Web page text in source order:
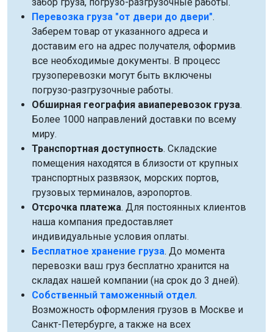
Перевозка груза "от двери до двери".
Заберем товар от указанного адреса и
доставим его на адрес получателя, оформив
все необходимые документы. В процесс
грузоперевозки могут быть включены
погрузо-разгрузочные работы.
Обширная география авиаперевозок груза.
Более 1000 направлений доставки по всему
миру.
Транспортная доступность. Складские
помещения находятся в близости от крупных
транспортных развязок, морских портов,
грузовых терминалов, аэропортов.
Отсрочка платежа. Для постоянных клиентов
наша компания предоставляет
индивидуальные условия оплаты.
Бесплатное хранение груза. До момента
перевозки ваш груз бесплатно хранится на
складах нашей компании (на срок до 3 дней).
Собственный таможенный отдел.
Возможность оформления грузов в Москве и
Санкт-Петербурге, а также на всех